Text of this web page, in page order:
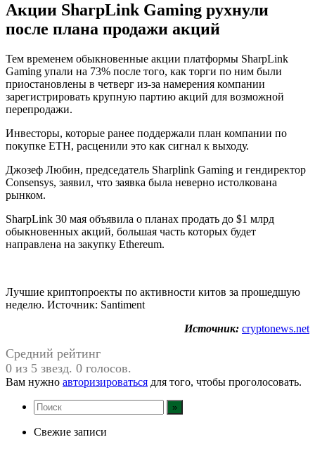
Акции SharpLink Gaming рухнули
после плана продажи акций
Тем временем обыкновенные акции платформы SharpLink
Gaming упали на 73% после того, как торги по ним были
приостановлены в четверг из-за намерения компании
зарегистрировать крупную партию акций для возможной
перепродажи.
Инвесторы, которые ранее поддержали план компании по
покупке ETH, расценили это как сигнал к выходу.
Джозеф Любин, председатель Sharplink Gaming и гендиректор
Consensys, заявил, что заявка была неверно истолкована
рынком.
SharpLink 30 мая объявила о планах продать до $1 млрд
обыкновенных акций, большая часть которых будет
направлена на закупку Ethereum.
Лучшие криптопроекты по активности китов за прошедшую
неделю. Источник: Santiment
Источник: cryptonews.net
Средний рейтинг
0 из 5 звезд. 0 голосов.
Вам нужно авторизироваться для того, чтобы проголосовать.
Свежие записи